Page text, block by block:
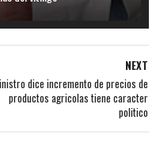
NEXT
dice incremento de precios de
productos agricolas tiene caracter
politico